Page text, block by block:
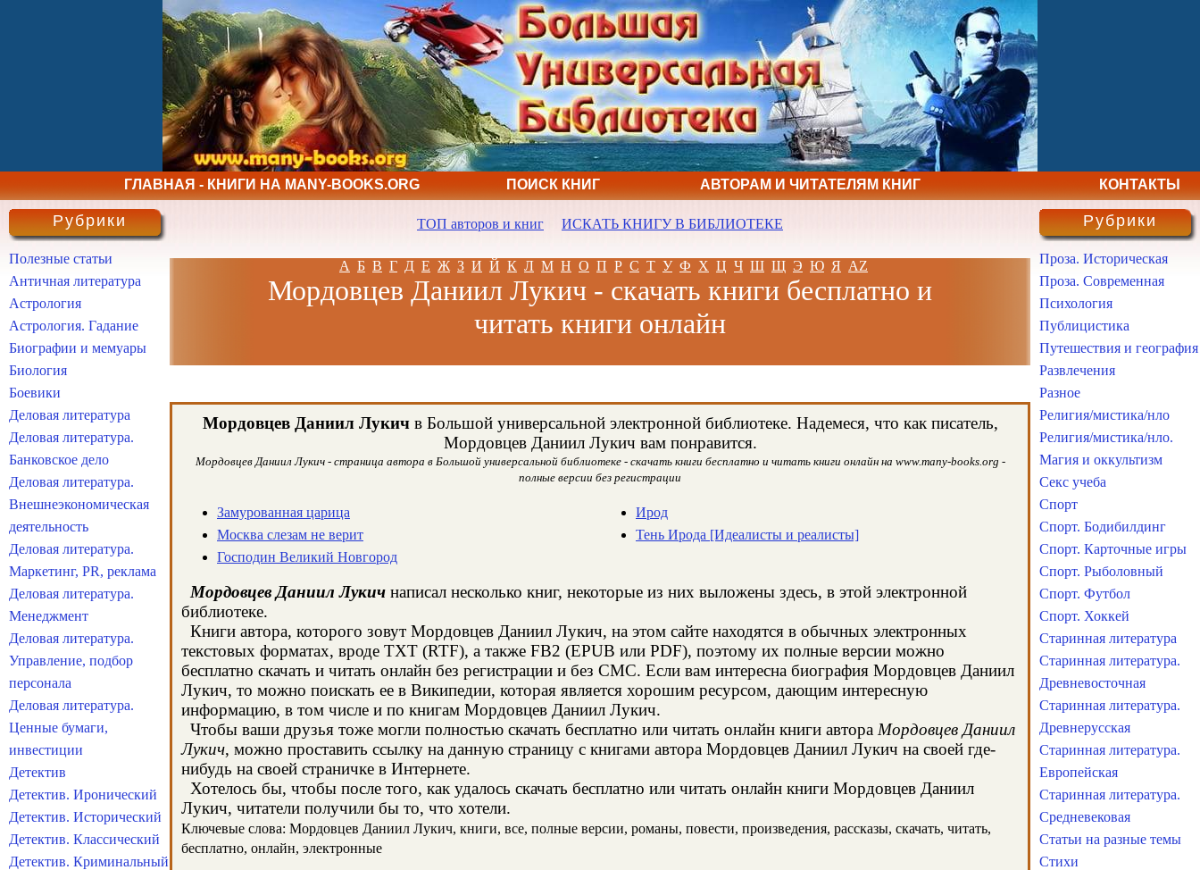
ГЛАВНАЯ - КНИГИ НА MANY-BOOKS.ORG ПОИСК КНИГ АВТОРАМ И ЧИТАТЕЛЯМ КНИГ КОНТАКТЫ
ТОП авторов и книг ИСКАТЬ КНИГУ В БИБЛИОТЕКЕ
А Б В Г Д Е Ж З И Й К Л М Н О П Р С Т У Ф Х Ц Ч Ш Щ Э Ю Я AZ
Мордовцев Даниил Лукич - скачать книги бесплатно и
читать книги онлайн
Мордовцев Даниил Лукичв Большой универсальной электронной библиотеке. Надемеся, что как писатель,
Мордовцев Даниил Лукич вам понравится.
Мордовцев Даниил Лукич - страница автора в Большой универсальной библиотеке - скачать книги бесплатно и читать книги онлайн на www.many-books.org -
полные версии без регистрации
Замурованная царица
Москва слезам не верит
Господин Великий Новгород
Ирод
Тень Ирода [Идеалисты и реалисты]
Мордовцев Даниил Лукич написал несколько книг, некоторые из них выложены здесь, в этой электронной
библиотеке.
Книги автора, которого зовут Мордовцев Даниил Лукич, на этом сайте находятся в обычных электронных
текстовых форматах, вроде TXT (RTF), а также FB2 (EPUB или PDF), поэтому их полные версии можно
бесплатно скачать и читать онлайн без регистрации и без СМС. Если вам интересна биография Мордовцев Даниил
Лукич, то можно поискать ее в Википедии, которая является хорошим ресурсом, дающим интересную
информацию, в том числе и по книгам Мордовцев Даниил Лукич.
Чтобы ваши друзья тоже могли полностью скачать бесплатно или читать онлайн книги автора Мордовцев Даниил
Лукич, можно проставить ссылку на данную страницу с книгами автора Мордовцев Даниил Лукич на своей где-
нибудь на своей страничке в Интернете.
Хотелось бы, чтобы после того, как удалось скачать бесплатно или читать онлайн книги Мордовцев Даниил
Лукич, читатели получили бы то, что хотели.
Ключевые слова: Мордовцев Даниил Лукич, книги, все, полные версии, романы, повести, произведения, рассказы, скачать, читать,
бесплатно, онлайн, электронные
Рубрики
Полезные статьи
Античная литература
Астрология
Астрология. Гадание
Биографии и мемуары
Биология
Боевики
Деловая литература
Деловая литература.
Банковское дело
Деловая литература.
Внешнеэкономическая
деятельность
Деловая литература.
Маркетинг, PR, реклама
Деловая литература.
Менеджмент
Деловая литература.
Управление, подбор
персонала
Деловая литература.
Ценные бумаги,
инвестиции
Детектив
Детектив. Иронический
Детектив. Исторический
Детектив. Классический
Детектив. Криминальный
Рубрики
Проза. Историческая
Проза. Современная
Психология
Публицистика
Путешествия и география
Развлечения
Разное
Религия/мистика/нло
Религия/мистика/нло.
Магия и оккультизм
Секс учеба
Спорт
Спорт. Бодибилдинг
Спорт. Карточные игры
Спорт. Рыболовный
Спорт. Футбол
Спорт. Хоккей
Старинная литература
Старинная литература.
Древневосточная
Старинная литература.
Древнерусская
Старинная литература.
Европейская
Старинная литература.
Средневековая
Статьи на разные темы
Стихи